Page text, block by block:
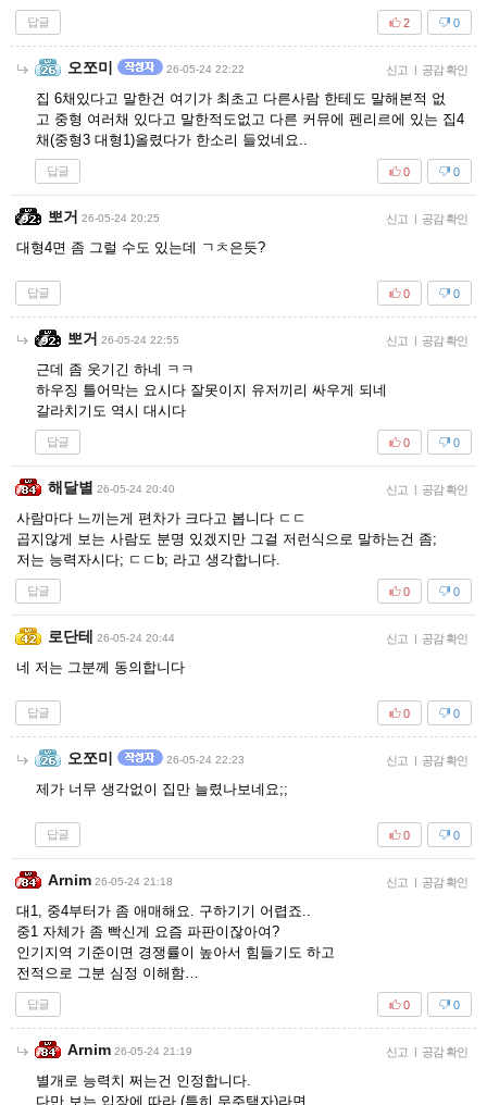
답글 0
2
오쪼미 26-05-24 22:22 신고 | 공감 확인
집 6채있다고 말한건 여기가 최초고 다른사람 한테도 말해본적 없
고 중형 여러채 있다고 말한적도없고 다른 커뮤에 펜리르에 있는 집4
채(중형3 대형1)올렸다가 한소리 들었네요..
답글 0
0
뽀거 26-05-24 20:25 신고 | 공감 확인
대형4면 좀 그럴 수도 있는데 ㄱㅊ은듯?
답글 0
0
뽀거 26-05-24 22:55 신고 | 공감 확인
근데 좀 웃기긴 하네 ㅋㅋ
하우징 틀어막는 요시다 잘못이지 유저끼리 싸우게 되네
갈라치기도 역시 대시다
답글 0
0
해달별 26-05-24 20:40 신고 | 공감 확인
사람마다 느끼는게 편차가 크다고 봅니다 ㄷㄷ
곱지않게 보는 사람도 분명 있겠지만 그걸 저런식으로 말하는건 좀;
저는 능력자시다; ㄷㄷb; 라고 생각합니다.
답글 0
0
로단테 26-05-24 20:44 신고 | 공감 확인
네 저는 그분께 동의합니다
답글 0
0
오쪼미 26-05-24 22:23 신고 | 공감 확인
제가 너무 생각없이 집만 늘렸나보네요;;
답글 0
0
Arnim 26-05-24 21:18 신고 | 공감 확인
대1, 중4부터가 좀 애매해요. 구하기기 어렵죠..
중1 자체가 좀 빡신게 요즘 파판이잖아여?
인기지역 기준이면 경쟁률이 높아서 힘들기도 하고
전적으로 그분 심정 이해함…
답글 0
0
Arnim 26-05-24 21:19 신고 | 공감 확인
별개로 능력치 쩌는건 인정합니다.
다만 보는 입장에 따라 (특히 무주택자)라면